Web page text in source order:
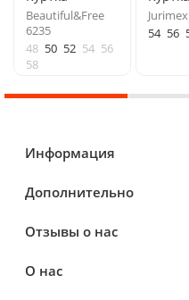
Beautiful&Free
6235
48 50 52 54 56
58
54 56
Информация
Дополнительно
Отзывы о нас
О нас